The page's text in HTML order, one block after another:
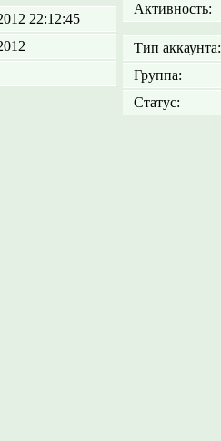
22:12:45
Активность:
Тип аккаунта:
Группа:
Статус: